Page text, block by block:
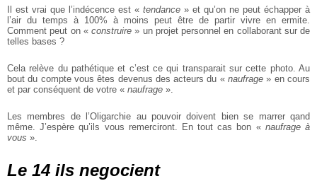
Il est vrai que l’indécence est « tendance » et qu’on ne peut échapper à
l’air du temps à 100% à moins peut être de partir vivre en ermite.
Comment peut on « construire » un projet personnel en collaborant sur de
telles bases ?
Cela relève du pathétique et c’est ce qui transparait sur cette photo. Au
bout du compte vous êtes devenus des acteurs du «naufrage » en cours
et par conséquent de votre « naufrage ».
Les membres de l’Oligarchie au pouvoir doivent bien se marrer qand
même. J’espère qu’ils vous remerciront. En tout cas bon « naufrage à
vous ».
Le 14 ils negocient